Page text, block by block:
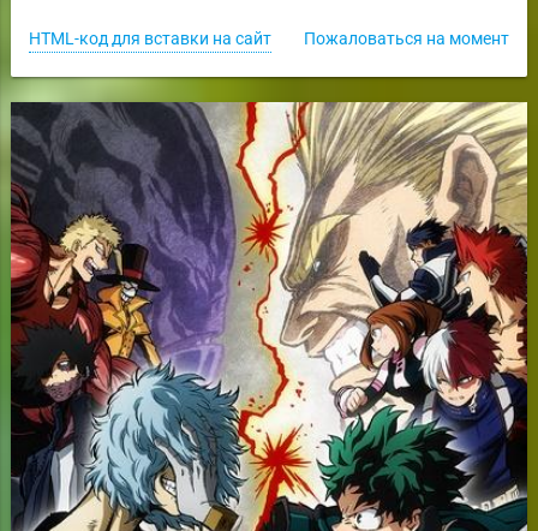
Пожаловаться на момент
HTML-код для вставки на сайт